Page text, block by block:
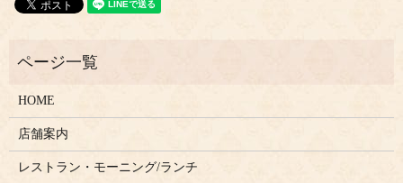
HOME
店舗案内
レストラン・モーニング/ランチ